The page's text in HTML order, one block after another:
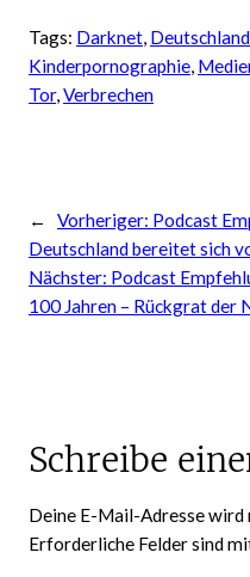
Tags: Darknet,
Kinderpornographie,
Tor, Verbrechen
← Vorheriger: Podcast
Deutschland bereitet sich
Nächster: Podcast
100 Jahren – Rückgrat der
Schreibe
Deine E-Mail-Adresse
Erforderliche Felder sind